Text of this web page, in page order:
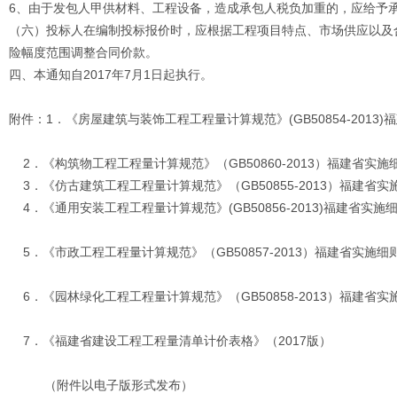
6、由于发包人甲供材料、工程设备，造成承包人税负加重的，应给
（六）投标人在编制投标报价时，应根据工程项目特点、市场供应以
险幅度范围调整合同价款。
四、本通知自2017年7月1日起执行。
附件：1．《房屋建筑与装饰工程工程量计算规范》(GB50854-2013)
2．《构筑物工程工程量计算规范》（GB50860-2013）福建省实施
3．《仿古建筑工程工程量计算规范》（GB50855-2013）福建省实
4．《通用安装工程工程量计算规范》(GB50856-2013)福建省实施
5．《市政工程工程量计算规范》（GB50857-2013）福建省实施细
6．《园林绿化工程工程量计算规范》（GB50858-2013）福建省实
7．《福建省建设工程工程量清单计价表格》（2017版）
（附件以电子版形式发布）